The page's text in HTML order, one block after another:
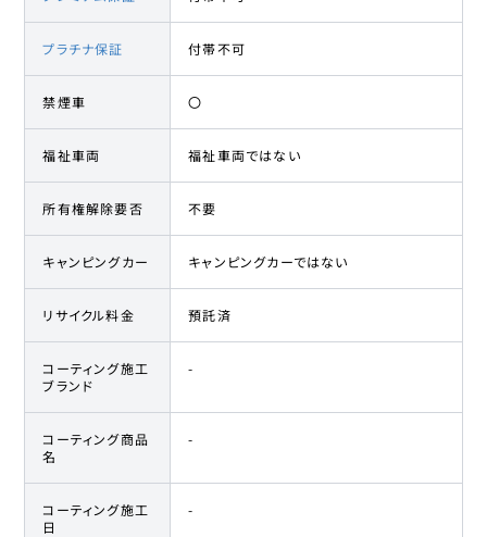
プラチナ保証 付帯不可
禁煙車 〇
福祉車両 福祉車両ではない
所有権解除要否 不要
キャンピングカー キャンピングカーではない
リサイクル料金 預託済
コーティング施工
ブランド
-
コーティング商品
名
-
コーティング施工
日
-